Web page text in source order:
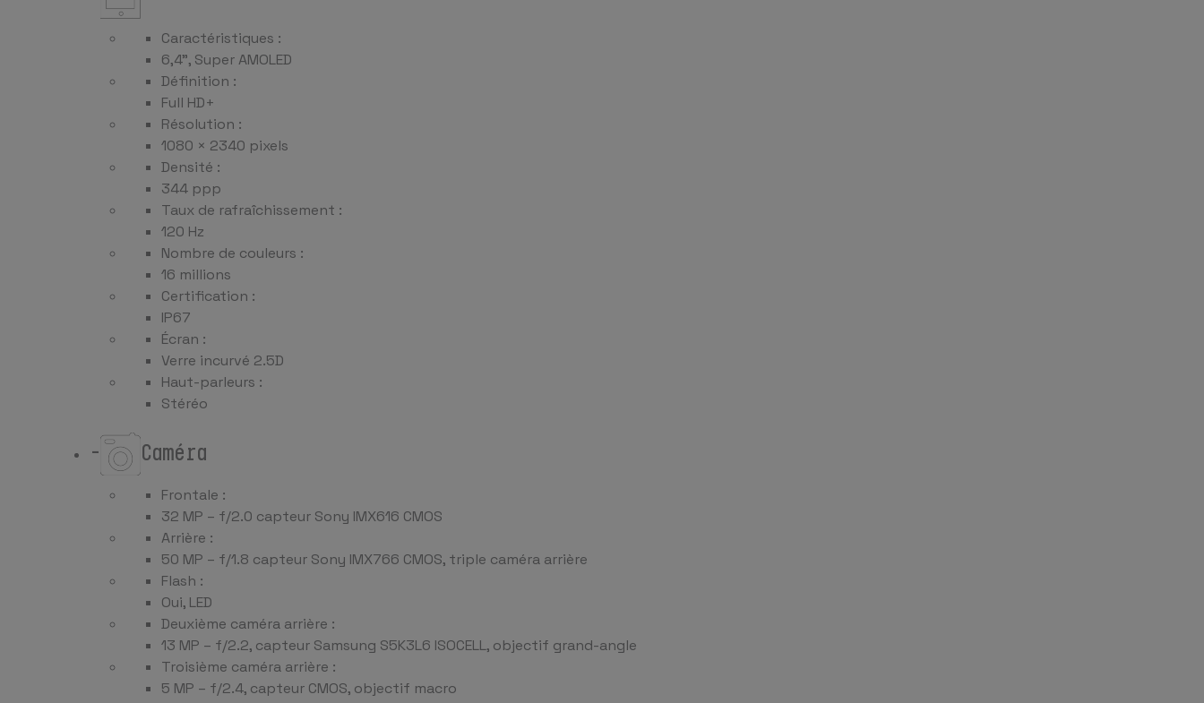
Caractéristiques :
6,4", Super AMOLED
Définition :
Full HD+
Résolution :
1080 × 2340 pixels
Densité :
344 ppp
Taux de rafraîchissement :
120 Hz
Nombre de couleurs :
16 millions
Certification :
IP67
Écran :
Verre incurvé 2.5D
Haut-parleurs :
Stéréo
- Caméra
Frontale :
32 MP – f/2.0 capteur Sony IMX616 CMOS
Arrière :
50 MP – f/1.8 capteur Sony IMX766 CMOS, triple caméra arrière
Flash :
Oui, LED
Deuxième caméra arrière :
13 MP – f/2.2, capteur Samsung S5K3L6 ISOCELL, objectif grand-angle
Troisième caméra arrière :
5 MP – f/2.4, capteur CMOS, objectif macro